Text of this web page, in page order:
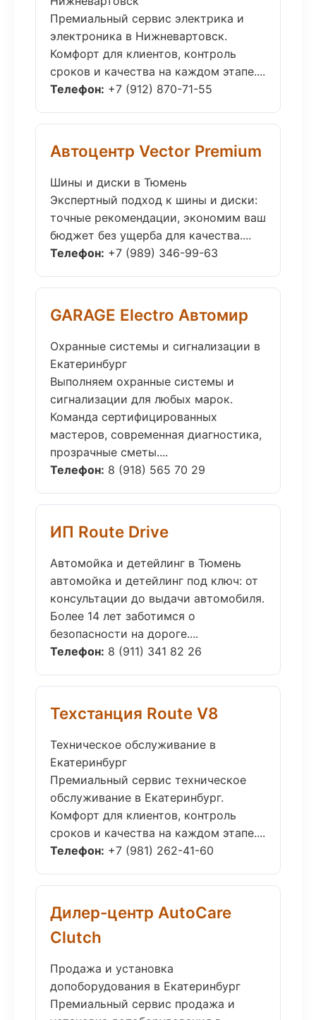
Премиальный сервис электрика и
электроника в Нижневартовск.
Комфорт для клиентов, контроль
сроков и качества на каждом этапе....
Телефон: +7 (912) 870-71-55
Автоцентр Vector Premium
Шины и диски в Тюмень
Экспертный подход к шины и диски:
точные рекомендации, экономим ваш
бюджет без ущерба для качества....
Телефон: +7 (989) 346-99-63
GARAGE Electro Автомир
Охранные системы и сигнализации в
Екатеринбург
Выполняем охранные системы и
сигнализации для любых марок.
Команда сертифицированных
мастеров, современная диагностика,
прозрачные сметы....
Телефон: 8 (918) 565 70 29
ИП Route Drive
Автомойка и детейлинг в Тюмень
автомойка и детейлинг под ключ: от
консультации до выдачи автомобиля.
Более 14 лет заботимся о
безопасности на дороге....
Телефон: 8 (911) 341 82 26
Техстанция Route V8
Техническое обслуживание в
Екатеринбург
Премиальный сервис техническое
обслуживание в Екатеринбург.
Комфорт для клиентов, контроль
сроков и качества на каждом этапе....
Телефон: +7 (981) 262-41-60
Дилер-центр AutoCare
Clutch
Продажа и установка
допоборудования в Екатеринбург
Премиальный сервис продажа и